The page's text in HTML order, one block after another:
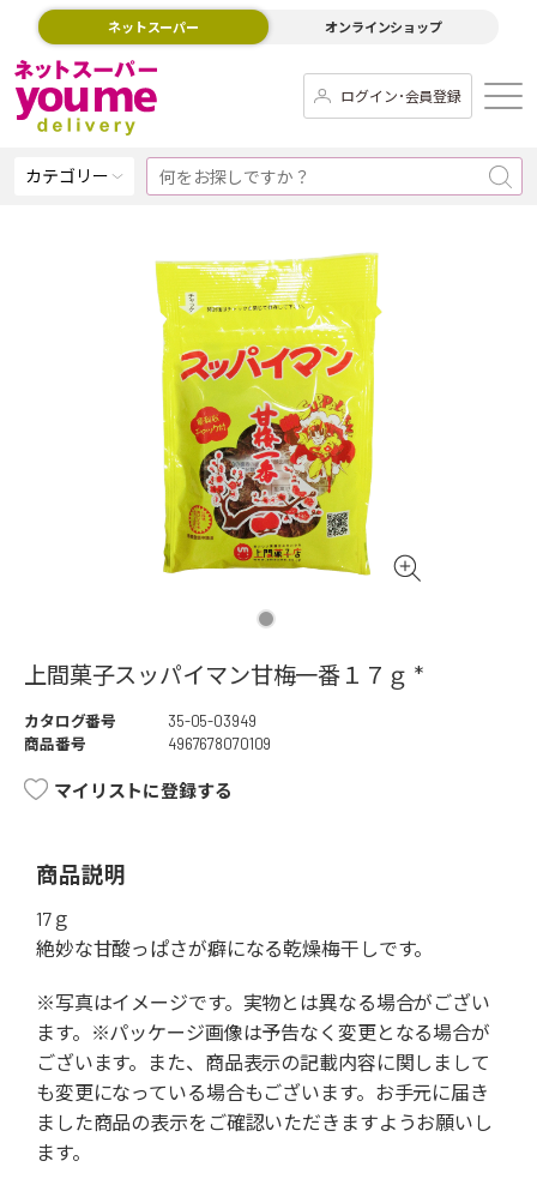
ネットスーパー オンラインショップ
ログイン･会員登録
カテゴリー
上間菓子スッパイマン甘梅一番１７ｇ *
カタログ番号
35-05-03949
商品番号
4967678070109
マイリストに登録する
商品説明
17ｇ
絶妙な甘酸っぱさが癖になる乾燥梅干しです。
※写真はイメージです。実物とは異なる場合がござい
ます。※パッケージ画像は予告なく変更となる場合が
ございます。また、商品表示の記載内容に関しまして
も変更になっている場合もございます。お手元に届き
ました商品の表示をご確認いただきますようお願いし
ます。